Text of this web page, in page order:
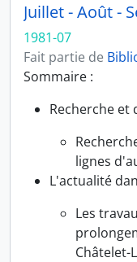
Juillet - Août -
1981-07
Fait partie de
Sommaire :
Recherche et
lignes
L'actualité
Les
Châtelet-